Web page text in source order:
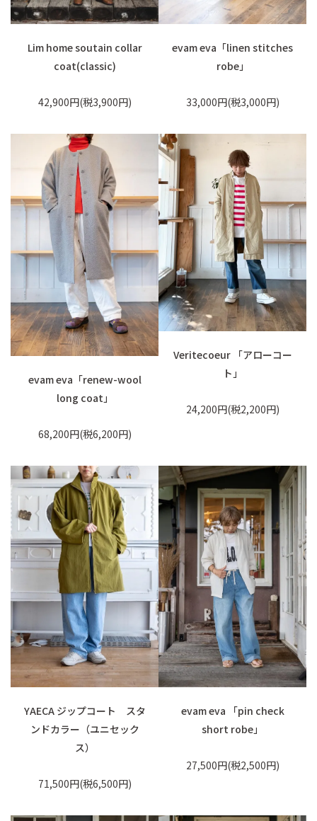
Lim home soutain collar
coat(classic)
42,900円(税3,900円)
evam eva「linen stitches
robe」
33,000円(税3,000円)
evam eva「renew-wool
long coat」
68,200円(税6,200円)
Veritecoeur 「アローコー
ト」
24,200円(税2,200円)
YAECA ジップコート スタ
ンドカラー（ユニセック
ス）
71,500円(税6,500円)
evam eva 「pin check
short robe」
27,500円(税2,500円)